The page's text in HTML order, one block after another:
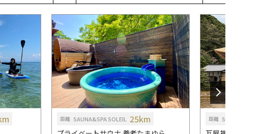
距離 SAUNA&SPA SOLEIL 25km 距離 SAUNA&SPA